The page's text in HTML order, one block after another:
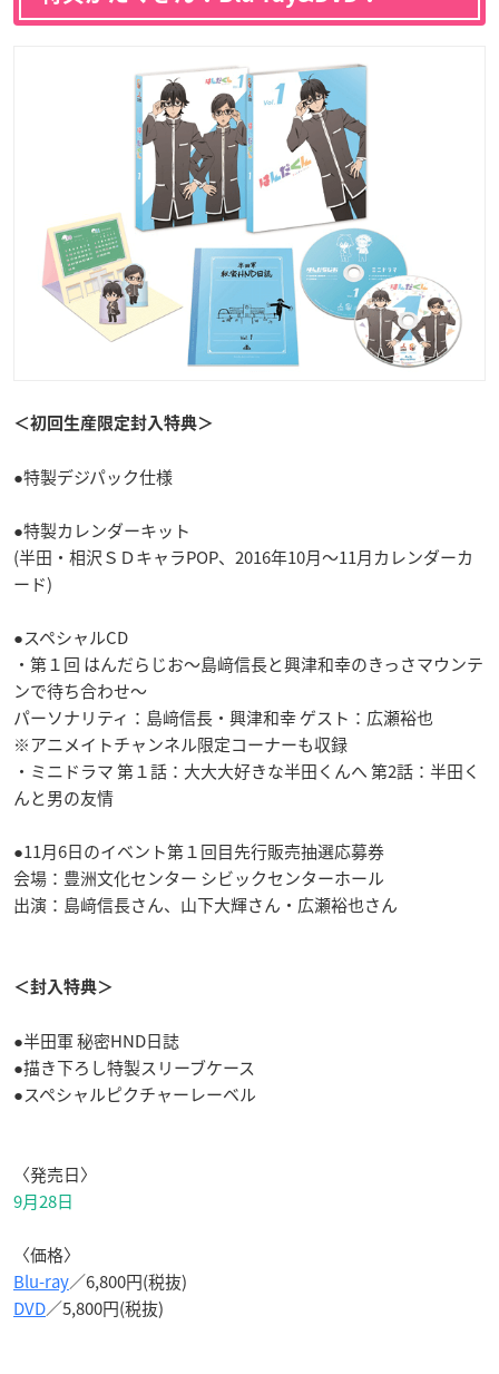
＜初回生産限定封入特典＞
●特製デジパック仕様
●特製カレンダーキット
(半田・相沢ＳＤキャラPOP、2016年10月～11月カレンダーカ
ード)
●スペシャルCD
・第１回 はんだらじお～島﨑信長と興津和幸のきっさマウンテ
ンで待ち合わせ～
パーソナリティ：島﨑信長・興津和幸 ゲスト：広瀬裕也
※アニメイトチャンネル限定コーナーも収録
・ミニドラマ 第１話：大大大好きな半田くんへ 第2話：半田く
んと男の友情
●11月6日のイベント第１回目先行販売抽選応募券
会場：豊洲文化センター シビックセンターホール
出演：島﨑信長さん、山下大輝さん・広瀬裕也さん
＜封入特典＞
●半田軍 秘密HND日誌
●描き下ろし特製スリーブケース
●スペシャルピクチャーレーベル
〈発売日〉
9月28日
〈価格〉
Blu-ray／6,800円(税抜)
DVD／5,800円(税抜)